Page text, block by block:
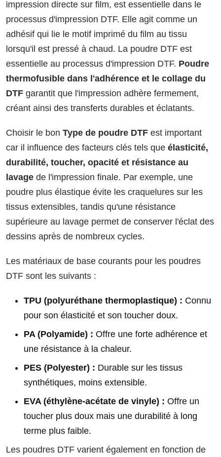
impression directe sur film, est essentielle dans le
processus d'impression DTF. Elle agit comme un
adhésif qui lie le motif imprimé du film au tissu
lorsqu'il est pressé à chaud. La poudre DTF est
essentielle au processus d'impression DTF. Poudre
thermofusible dans l'adhérence et le collage du
DTF garantit que l'impression adhère fermement,
créant ainsi des transferts durables et éclatants.
Choisir le bon Type de poudre DTF est important
car il influence des facteurs clés tels que élasticité,
durabilité, toucher, opacité et résistance au
lavage de l'impression finale. Par exemple, une
poudre plus élastique évite les craquelures sur les
tissus extensibles, tandis qu'une résistance
supérieure au lavage permet de conserver l'éclat des
dessins après de nombreux cycles.
Les matériaux de base courants pour les poudres
DTF sont les suivants :
TPU (polyuréthane thermoplastique) : Connu
pour son élasticité et son toucher doux.
PA (Polyamide) : Offre une forte adhérence et
une résistance à la chaleur.
PES (Polyester) : Durable sur les tissus
synthétiques, moins extensible.
EVA (éthylène-acétate de vinyle) : Offre un
toucher plus doux mais une durabilité à long
terme plus faible.
Les poudres DTF varient également en fonction de